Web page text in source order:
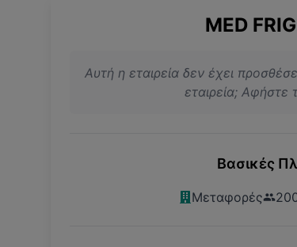
MED
Αυτή η εταιρεία δεν έχει
εταιρεία; Αφήστε
Βασικές
Μεταφορές